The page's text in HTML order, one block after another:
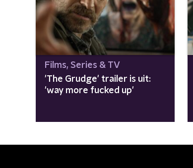
Films, Series & TV
'The Grudge' trailer is uit:
'way more fucked up'